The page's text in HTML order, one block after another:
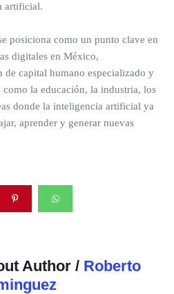
artificial.
posiciona como un punto clave en
digitales en México,
capital humano especializado y
la educación, la industria, los
donde la inteligencia artificial ya
aprender y generar nuevas
Author / Roberto